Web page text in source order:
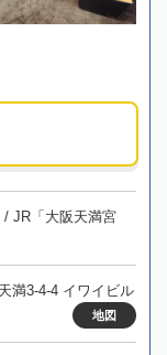
/ JR「大阪天満宮
満3-4-4 イワイビル
地図